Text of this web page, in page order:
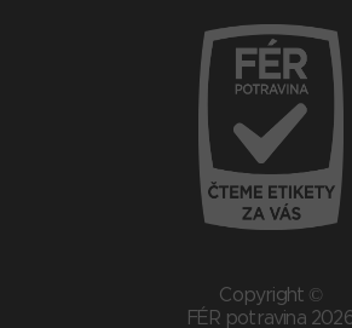
Copyright ©
FÉR potravina